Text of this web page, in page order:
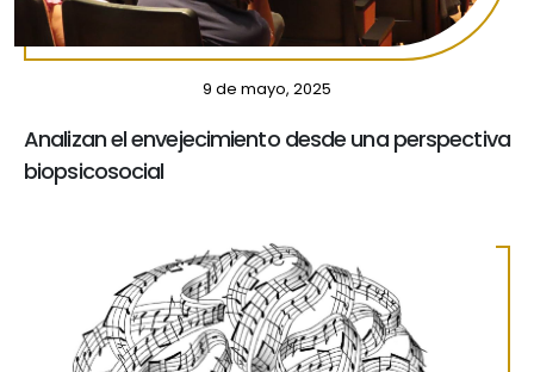
9 de mayo, 2025
Analizan el envejecimiento desde una perspectiva
biopsicosocial